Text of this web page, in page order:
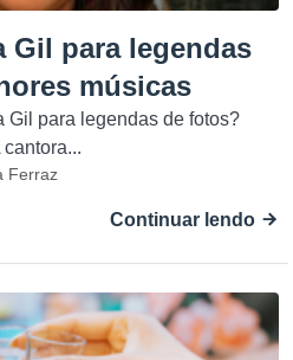
Gil para legendas
músicas
Gil para legendas de fotos?
Ferraz
Continuar lendo